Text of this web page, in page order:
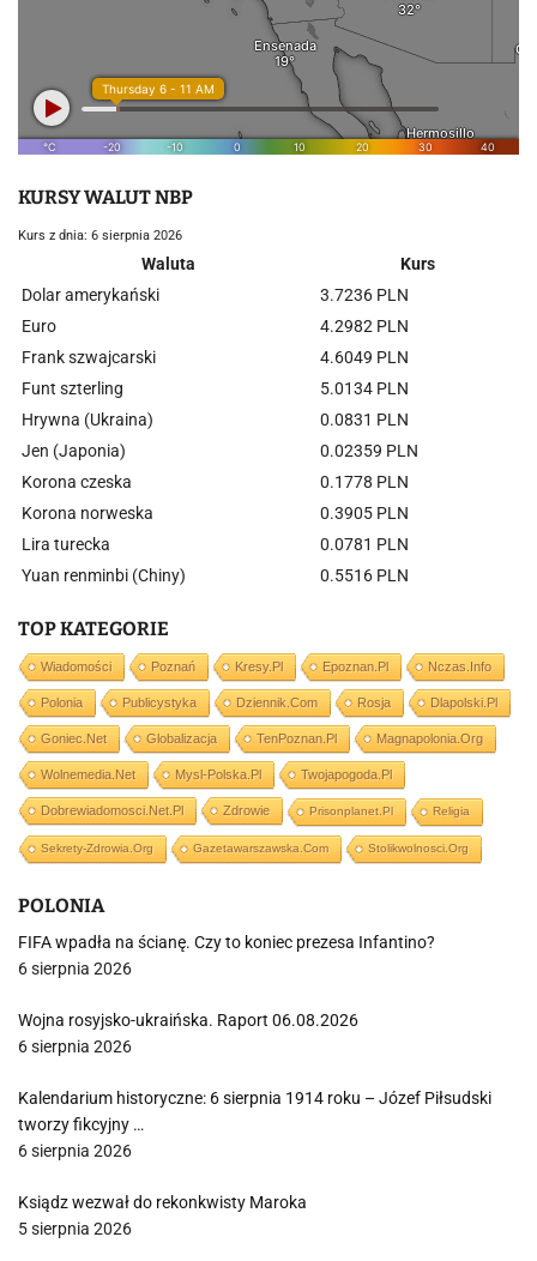
KURSY WALUT NBP
Kurs z dnia: 6 sierpnia 2026
Waluta
Kurs
Dolar amerykański
3.7236 PLN
Euro
4.2982 PLN
Frank szwajcarski
4.6049 PLN
Funt szterling
5.0134 PLN
Hrywna (Ukraina)
0.0831 PLN
Jen (Japonia)
0.02359 PLN
Korona czeska
0.1778 PLN
Korona norweska
0.3905 PLN
Lira turecka
0.0781 PLN
Yuan renminbi (Chiny)
0.5516 PLN
TOP KATEGORIE
Wiadomości Poznań Kresy.pl Epoznan.pl Nczas.info
Polonia Publicystyka Dziennik.com Rosja Dlapolski.pl
Goniec.net Globalizacja TenPoznan.pl Magnapolonia.org
Wolnemedia.net Mysl-Polska.pl Twojapogoda.pl
Dobrewiadomosci.net.pl Zdrowie Prisonplanet.pl Religia
Sekrety-Zdrowia.org Gazetawarszawska.com Stolikwolnosci.org
POLONIA
FIFA wpadła na ścianę. Czy to koniec prezesa Infantino?
6 sierpnia 2026
Wojna rosyjsko-ukraińska. Raport 06.08.2026
6 sierpnia 2026
Kalendarium historyczne: 6 sierpnia 1914 roku – Józef Piłsudski
tworzy fikcyjny …
6 sierpnia 2026
Ksiądz wezwał do rekonkwisty Maroka
5 sierpnia 2026